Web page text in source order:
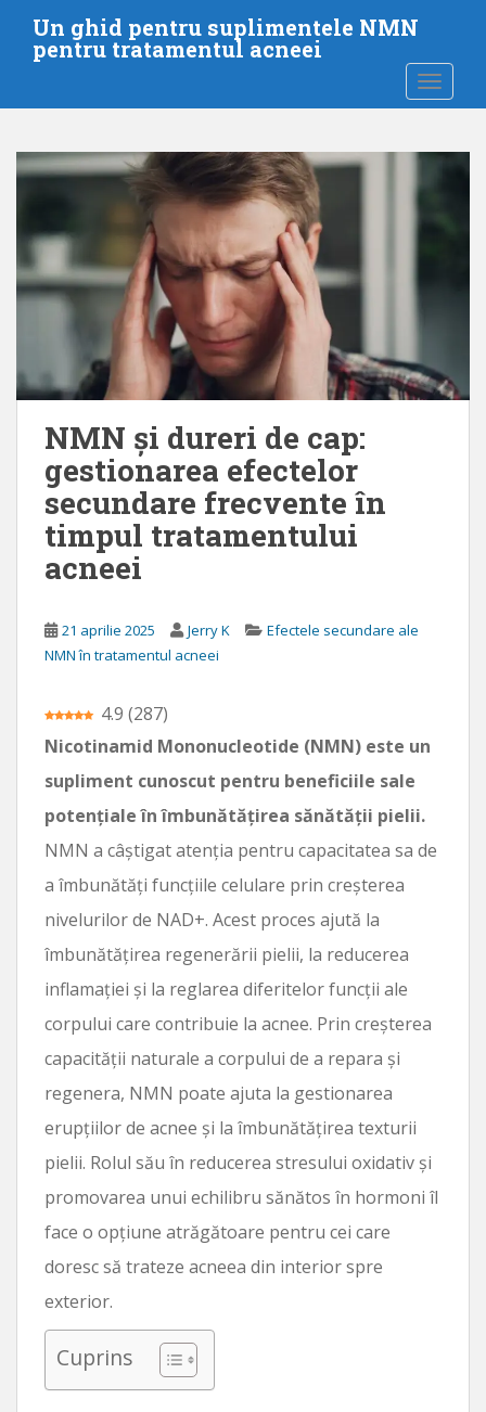
i
Un ghid pentru suplimentele NMN
pentru tratamentul acneei
NMN și dureri de cap:
gestionarea efectelor
secundare frecvente în
timpul tratamentului
acneei
21 aprilie 2025 Jerry K
Efectele secundare ale
NMN în tratamentul acneei
4.9 (287)
Nicotinamid Mononucleotide (NMN) este un
supliment cunoscut pentru beneficiile sale
potențiale în îmbunătățirea sănătății pielii.
NMN a câștigat atenția pentru capacitatea sa de
a îmbunătăți funcțiile celulare prin creșterea
nivelurilor de NAD+. Acest proces ajută la
îmbunătățirea regenerării pielii, la reducerea
inflamației și la reglarea diferitelor funcții ale
corpului care contribuie la acnee. Prin creșterea
capacității naturale a corpului de a repara și
regenera, NMN poate ajuta la gestionarea
erupțiilor de acnee și la îmbunătățirea texturii
pielii. Rolul său în reducerea stresului oxidativ și
promovarea unui echilibru sănătos în hormoni îl
face o opțiune atrăgătoare pentru cei care
doresc să trateze acneea din interior spre
exterior.
Cuprins